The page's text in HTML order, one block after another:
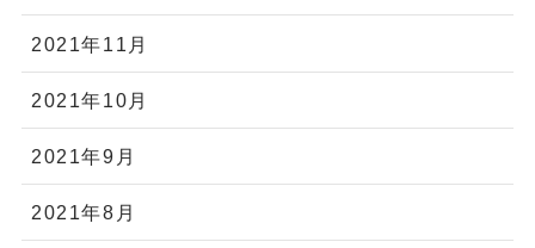
2021年11月
2021年10月
2021年9月
2021年8月